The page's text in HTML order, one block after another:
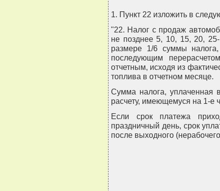
1. Пункт 22 изложить в
"22. Налог с продаж
не позднее 5, 10, 15, 20,
размере 1/6 суммы
последующим
отчетным, исходя из
топлива в отчетном месяце.
Сумма налога, уплаченная
расчету, имеющемуся на 1-е
Если срок платежа
праздничный день, срок
после выходного